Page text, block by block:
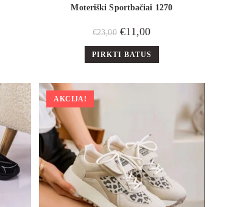
Moteriški Sportbačiai 1270
€23,00 €11,00
PIRKTI BATUS
AKCIJA!